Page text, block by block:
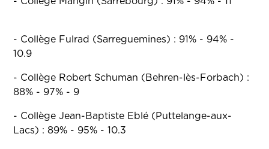
- Collège Fulrad (Sarreguemines) : 91% - 94% -
10.9
- Collège Robert Schuman (Behren-lès-Forbach) :
88% - 97% - 9
- Collège Jean-Baptiste Eblé (Puttelange-aux-
Lacs) : 89% - 95% - 10.3